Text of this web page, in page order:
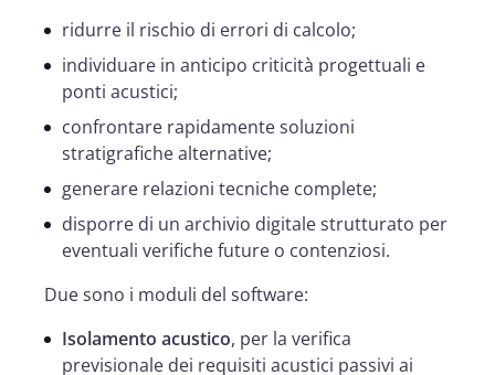
ridurre il rischio di errori di calcolo;
individuare in anticipo criticità progettuali e
ponti acustici;
confrontare rapidamente soluzioni
stratigrafiche alternative;
generare relazioni tecniche complete;
disporre di un archivio digitale strutturato per
eventuali verifiche future o contenziosi.
Due sono i moduli del software:
Isolamento acustico, per la verifica
previsionale dei requisiti acustici passivi ai